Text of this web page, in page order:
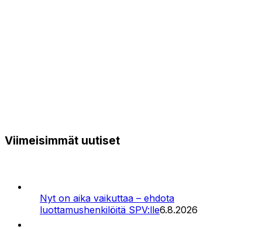
Viimeisimmät uutiset
Nyt on aika vaikuttaa – ehdota
luottamushenkilöitä SPV:lle6.8.2026